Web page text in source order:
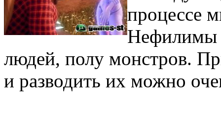
процессе
Нефилимы
людей, полу монстров.
и разводить их можно